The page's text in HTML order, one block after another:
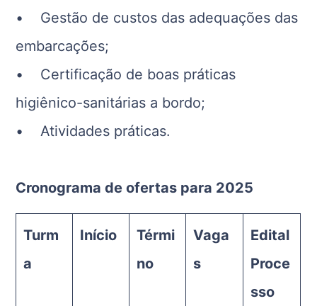
• Gestão de custos das adequações das
embarcações;
• Certificação de boas práticas
higiênico-sanitárias a bordo;
• Atividades práticas.
Cronograma de ofertas para 2025
Turm
a
Início
Térmi
no
Vaga
s
Edital
Proce
sso